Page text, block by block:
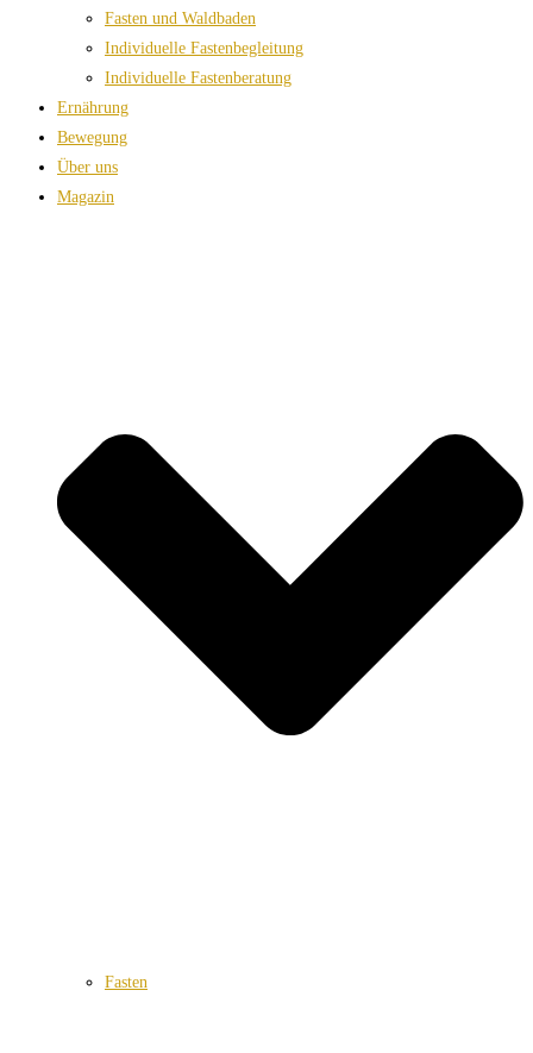
Fasten und Waldbaden
Individuelle Fastenbegleitung
Individuelle Fastenberatung
Ernährung
Bewegung
Über uns
Magazin
Fasten